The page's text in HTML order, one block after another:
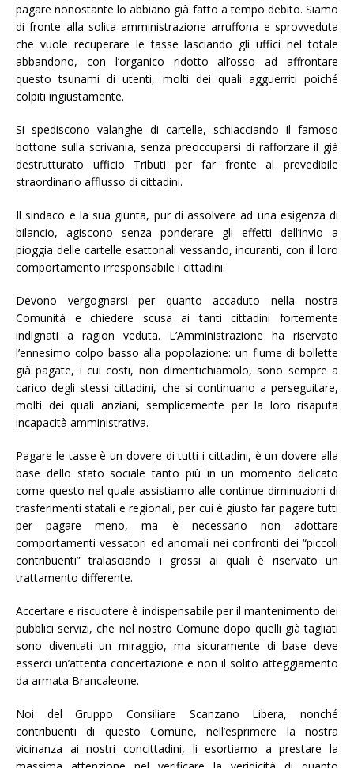
pagare nonostante lo abbiano già fatto a tempo debito. Siamo
di fronte alla solita amministrazione arruffona e sprovveduta
che vuole recuperare le tasse lasciando gli uffici nel totale
abbandono, con l’organico ridotto all’osso ad affrontare
questo tsunami di utenti, molti dei quali agguerriti poiché
colpiti ingiustamente.
Si spediscono valanghe di cartelle, schiacciando il famoso
bottone sulla scrivania, senza preoccuparsi di rafforzare il già
destrutturato ufficio Tributi per far fronte al prevedibile
straordinario afflusso di cittadini.
Il sindaco e la sua giunta, pur di assolvere ad una esigenza di
bilancio, agiscono senza ponderare gli effetti dell’invio a
pioggia delle cartelle esattoriali vessando, incuranti, con il loro
comportamento irresponsabile i cittadini.
Devono vergognarsi per quanto accaduto nella nostra
Comunità e chiedere scusa ai tanti cittadini fortemente
indignati a ragion veduta. L’Amministrazione ha riservato
l’ennesimo colpo basso alla popolazione: un fiume di bollette
già pagate, i cui costi, non dimentichiamolo, sono sempre a
carico degli stessi cittadini, che si continuano a perseguitare,
molti dei quali anziani, semplicemente per la loro risaputa
incapacità amministrativa.
Pagare le tasse è un dovere di tutti i cittadini, è un dovere alla
base dello stato sociale tanto più in un momento delicato
come questo nel quale assistiamo alle continue diminuzioni di
trasferimenti statali e regionali, per cui è giusto far pagare tutti
per pagare meno, ma è necessario non adottare
comportamenti vessatori ed anomali nei confronti dei “piccoli
contribuenti” tralasciando i grossi ai quali è riservato un
trattamento differente.
Accertare e riscuotere è indispensabile per il mantenimento dei
pubblici servizi, che nel nostro Comune dopo quelli già tagliati
sono diventati un miraggio, ma sicuramente di base deve
esserci un’attenta concertazione e non il solito atteggiamento
da armata Brancaleone.
Noi del Gruppo Consiliare Scanzano Libera, nonché
contribuenti di questo Comune, nell’esprimere la nostra
vicinanza ai nostri concittadini, li esortiamo a prestare la